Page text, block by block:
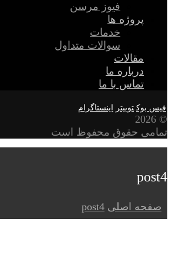
فیوز مرسن
پروژه ها
خدمات
سوالات متداول
مقالات
درباره ما
تماس با ما
فیس بوک توییتر اینستاگرام
© 2026
تمامی حقوق محفوظ است
post4
صفحه اصلی post4